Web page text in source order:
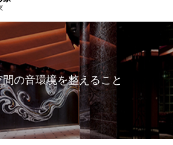
間の音環境を整えること